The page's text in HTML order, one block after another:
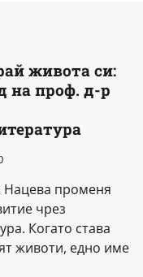
живота си:
на проф. д-р
Нацева променя
чрез
Когато става
животи, едно име